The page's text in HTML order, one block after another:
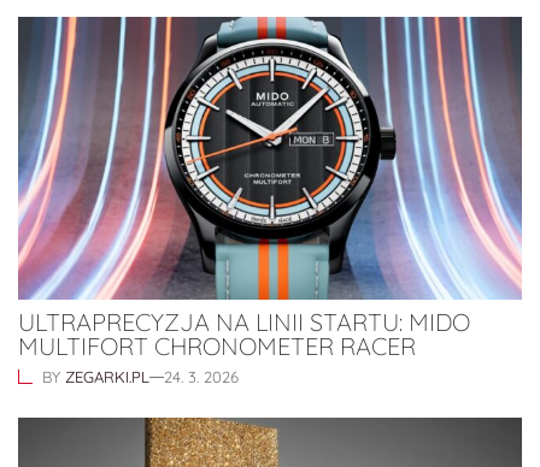
ULTRAPRECYZJA NA LINII STARTU: MIDO
MULTIFORT CHRONOMETER RACER
BY ZEGARKI.PL 24. 3. 2026